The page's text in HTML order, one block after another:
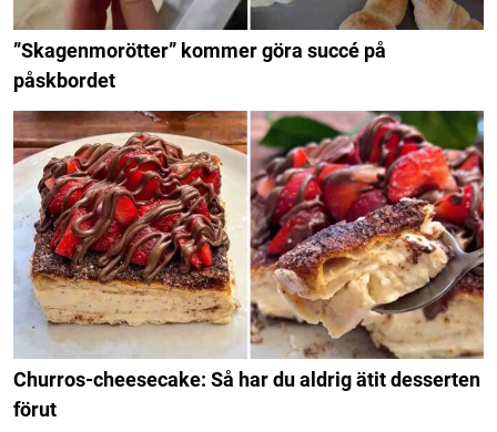
”Skagenmorötter” kommer göra succé på
påskbordet
Churros-cheesecake: Så har du aldrig ätit desserten
förut